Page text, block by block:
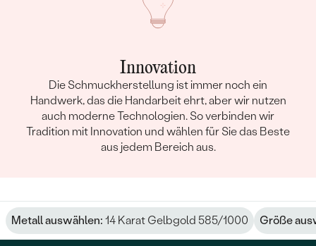
Innovation
Die Schmuckherstellung ist immer noch ein
Handwerk, das die Handarbeit ehrt, aber wir nutzen
auch moderne Technologien. So verbinden wir
Tradition mit Innovation und wählen für Sie das Beste
aus jedem Bereich aus.
Metall auswählen: 14 Karat Gelbgold 585/1000 Größe